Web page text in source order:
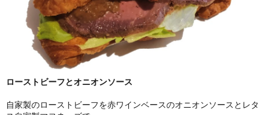
ローストビーフとオニオンソース
自家製のローストビーフを赤ワインベースのオニオンソースとレタ